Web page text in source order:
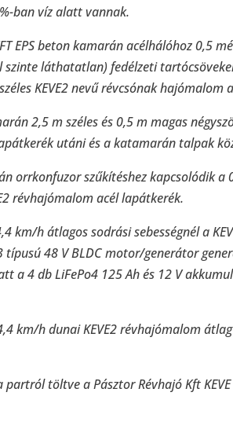
ban víz alatt vannak.
EPS beton kamarán acélhálóhoz 0,5
szinte láthatatlan) fedélzeti
KEVE2 nevű révcsónak hajómalom
2,5 m széles és 0,5 m magas
utáni és a katamarán talpak
orrkonfuzor szűkítéshez kapcsolódik
révhajómalom acél lapátkerék.
km/h átlagos sodrási sebességnél a
típusú 48 V BLDC motor/generátor
a 4 db LiFePo4 125 Ah és 12 V
km/h dunai KEVE2 révhajómalom
partról töltve a Pásztor Révhajó Kft